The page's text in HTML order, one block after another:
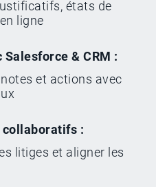
états de
ligne
& CRM :
et actions avec
collaboratifs :
litiges et aligner les